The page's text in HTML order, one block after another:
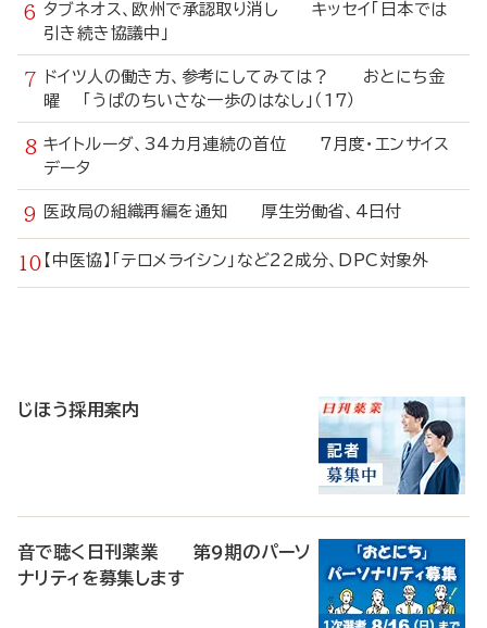
タブネオス、欧州で承認取り消し キッセイ「日本では
引き続き協議中」
ドイツ人の働き方、参考にしてみては？ おとにち金
曜 「うぱのちいさな一歩のはなし」（17）
キイトルーダ、34カ月連続の首位 7月度・エンサイス
データ
医政局の組織再編を通知 厚生労働省、4日付
【中医協】「テロメライシン」など22成分、DPC対象外
じほう採用案内
音で聴く日刊薬業 第9期のパーソ
ナリティを募集します